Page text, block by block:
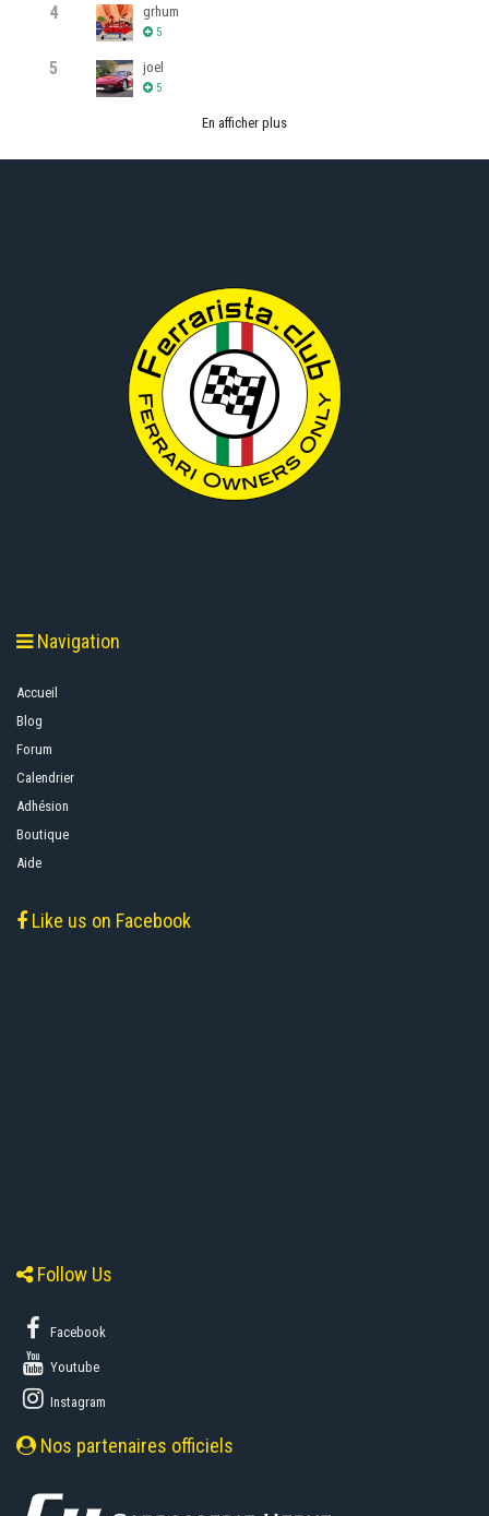
4 grhum
5
5 joel
5
En afficher plus
Navigation
Accueil
Blog
Forum
Calendrier
Adhésion
Boutique
Aide
Like us on Facebook
Follow Us
Facebook
Youtube
Instagram
Nos partenaires officiels